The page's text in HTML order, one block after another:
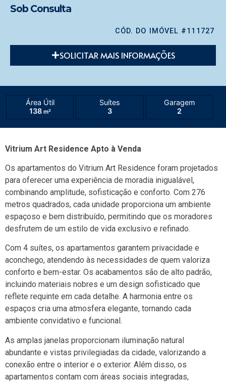
Sob Consulta
CÓD. DO IMÓVEL #111727
SOLICITAR MAIS INFORMAÇÕES
Área Útil
138m²
Suítes
3
Garagem
2
Vitrium Art Residence Apto à Venda
Os apartamentos do Vitrium Art Residence foram projetados
para oferecer uma experiência de moradia inigualável,
combinando amplitude, sofisticação e conforto. Com 276
metros quadrados, cada unidade proporciona um ambiente
espaçoso e bem distribuído, permitindo que os moradores
desfrutem de um estilo de vida exclusivo e refinado.
Com 4 suítes, os apartamentos garantem privacidade e
aconchego, atendendo às necessidades de quem valoriza
conforto e bem-estar. Os acabamentos são de alto padrão,
incluindo materiais nobres e um design sofisticado que
reflete requinte em cada detalhe. A harmonia entre os
espaços cria uma atmosfera elegante, tornando cada
ambiente convidativo e funcional.
As amplas janelas proporcionam iluminação natural
abundante e vistas privilegiadas da cidade, valorizando a
conexão entre o interior e o exterior. Além disso, os
apartamentos contam com áreas sociais integradas,